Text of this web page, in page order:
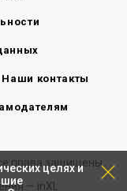
Наши контакты
права защищены.
— inXL
целях и